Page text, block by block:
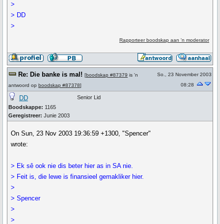
>
> DD
>
Rapporteer boodskap aan 'n moderator
Re: Die banke is mal! [boodskap #87379 is 'n
antwoord op boodskap #87378]
So., 23 November 2003
08:28
DD
Boodskappe: 1165
Geregistreer: Junie 2003
Senior Lid
On Sun, 23 Nov 2003 19:36:59 +1300, "Spencer"
wrote:
> Ek sê ook nie dis beter hier as in SA nie.
> Feit is, die lewe is finansieel gemakliker hier.
>
> Spencer
>
>